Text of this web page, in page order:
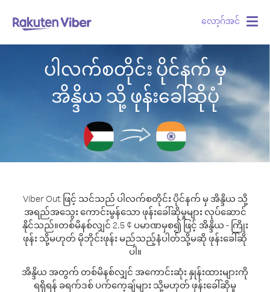
လော့ဂ်အင်
ပါလက်စတိုင်း ပိုင်နက် မှ
အိန္ဒိယ သို့ ဖုန်းခေါ်ဆိုပုံ
Viber Out ဖြင့် သင်သည် ပါလက်စတိုင်း ပိုင်နက် မှ အိန္ဒိယ သို့
အရည်အသွေး ကောင်းမွန်သော ဖုန်းခေါ်ဆိုမှုများ လုပ်ဆောင်
နိုင်သည်။တစ်မိနစ်လျှင် 2.5 ¢ ပမာဏမှစ၍ ဖြင့် အိန္ဒိယ - ကြိုး
ဖုန်း သို့မဟုတ် မိုဘိုင်းဖုန်း မည်သည့်နံပါတ်သို့မဆို ဖုန်းခေါ်ဆို
ပါ။
အိန္ဒိယ အတွက် တစ်မိနစ်လျှင် အကောင်းဆုံး နှုန်းထားများကို
ရရှိရန် ခရက်ဒစ် ပက်ကေ့ချ်များ သို့မဟုတ် ဖုန်းခေါ်ဆိုမှု